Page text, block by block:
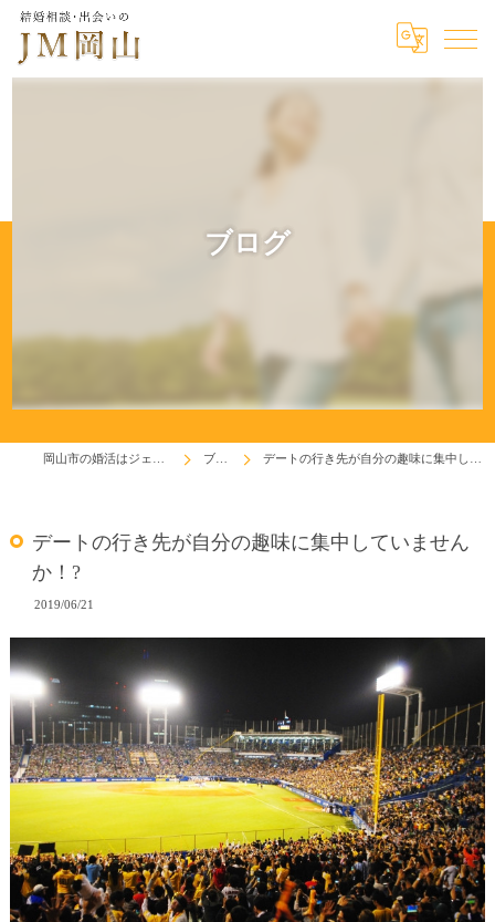
ブログ
ブログ デートの行き先が自分の趣味に集中していませんか！?
デートの行き先が自分の趣味に集中していません
か！?
2019/06/21